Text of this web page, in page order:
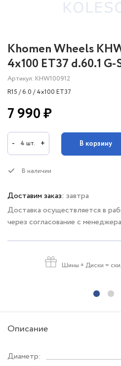
Khomen Wheels
4x100 ET37 d.60.1 G-
Артикул: KHW100912
R15 / 6.0 / 4x100 ET37
7 990 ₽
- 4 шт. + В корзину
В наличии
Доставим заказ: завтра
Доставка осуществляется в
через согласование с
Шины + Диски =
Описание
Диаметр: